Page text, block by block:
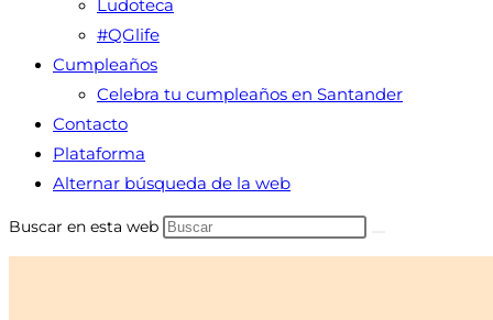
Ludoteca
#QGlife
Cumpleaños
Celebra tu cumpleaños en Santander
Contacto
Plataforma
Alternar búsqueda de la web
Buscar en esta web